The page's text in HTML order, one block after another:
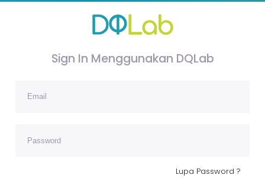
Sign In Menggunakan DQLab
Lupa Password ?